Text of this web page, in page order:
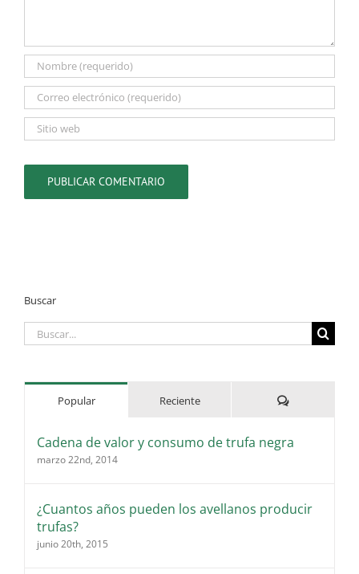
Buscar
Buscar:
Popular Reciente Comentarios
Cadena de valor y consumo de trufa negra
marzo 22nd, 2014
¿Cuantos años pueden los avellanos producir
trufas?
junio 20th, 2015